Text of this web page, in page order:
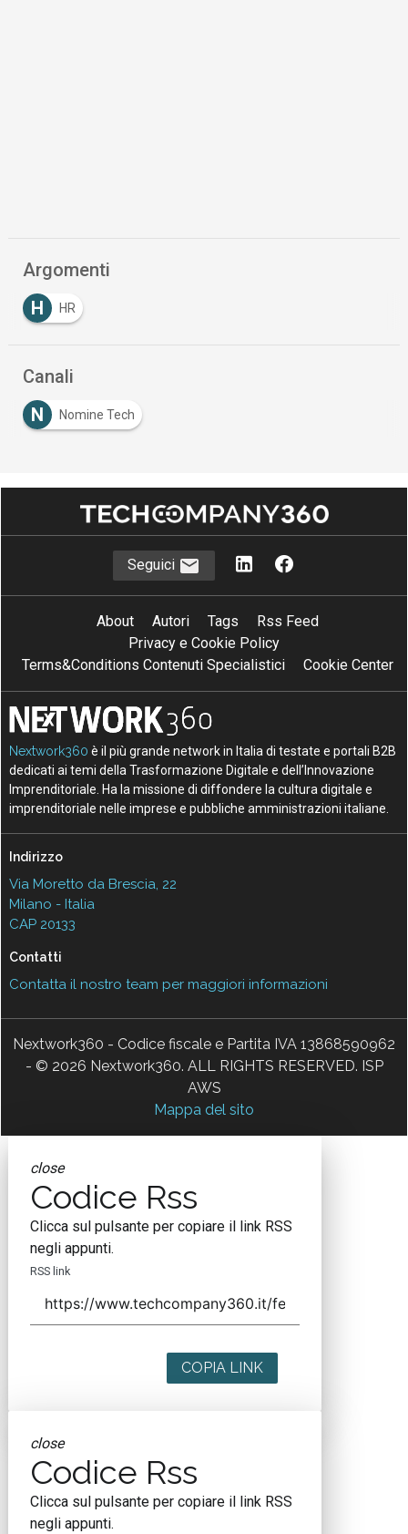
Argomenti
H
HR
Canali
N
Nomine Tech
Seguici
About Autori Tags
Rss Feed
Privacy e Cookie Policy
Terms&Conditions Contenuti Specialistici
Cookie Center
Nextwork360 è il più grande network in Italia di testate e portali B2B
dedicati ai temi della Trasformazione Digitale e dell’Innovazione
Imprenditoriale. Ha la missione di diffondere la cultura digitale e
imprenditoriale nelle imprese e pubbliche amministrazioni italiane.
Indirizzo
Via Moretto da Brescia, 22
Milano - Italia
CAP 20133
Contatti
Contatta il nostro team per maggiori informazioni
Nextwork360 - Codice fiscale e Partita IVA 13868590962
- © 2026 Nextwork360. ALL RIGHTS RESERVED. ISP
AWS
Mappa del sito
close
Codice Rss
Clicca sul pulsante per copiare il link RSS
negli appunti.
RSS link
COPIA LINK
close
Codice Rss
Clicca sul pulsante per copiare il link RSS
negli appunti.